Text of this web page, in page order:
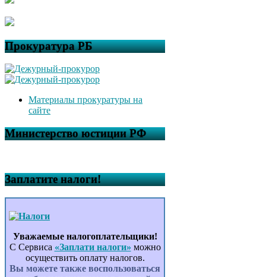
Прокуратура РБ
Материалы прокуратуры на
сайте
Министерство юстиции РФ
Заплатите налоги!
Уважаемые налогоплательщики!
С Сервиса «Заплати налоги» можно
осуществить оплату налогов.
Вы можете также воспользоваться